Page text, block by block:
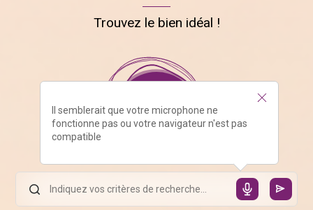
Trouvez le bien idéal !
Il semblerait que votre microphone ne
fonctionne pas ou votre navigateur n'est pas
compatible